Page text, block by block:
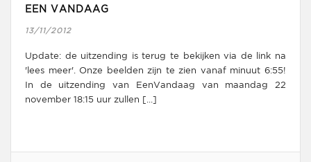
EEN VANDAAG
13/11/2012
Update: de uitzending is terug te bekijken via de link na
'lees meer'. Onze beelden zijn te zien vanaf minuut 6:55!
In de uitzending van EenVandaag van maandag 22
november 18:15 uur zullen [...]